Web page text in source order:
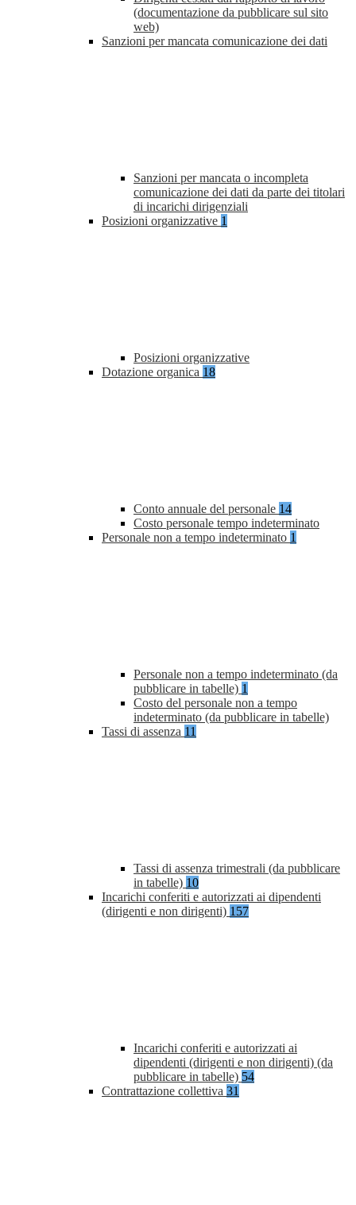
(documentazione da pubblicare sul sito
web)
Sanzioni per mancata comunicazione dei dati
Sanzioni per mancata o incompleta
comunicazione dei dati da parte dei titolari
di incarichi dirigenziali
Posizioni organizzative 1
Posizioni organizzative
Dotazione organica 18
Conto annuale del personale 14
Costo personale tempo indeterminato
Personale non a tempo indeterminato 1
Personale non a tempo indeterminato (da
pubblicare in tabelle) 1
Costo del personale non a tempo
indeterminato (da pubblicare in tabelle)
Tassi di assenza 11
Tassi di assenza trimestrali (da pubblicare
in tabelle) 10
Incarichi conferiti e autorizzati ai dipendenti
(dirigenti e non dirigenti) 157
Incarichi conferiti e autorizzati ai
dipendenti (dirigenti e non dirigenti) (da
pubblicare in tabelle) 54
Contrattazione collettiva 31